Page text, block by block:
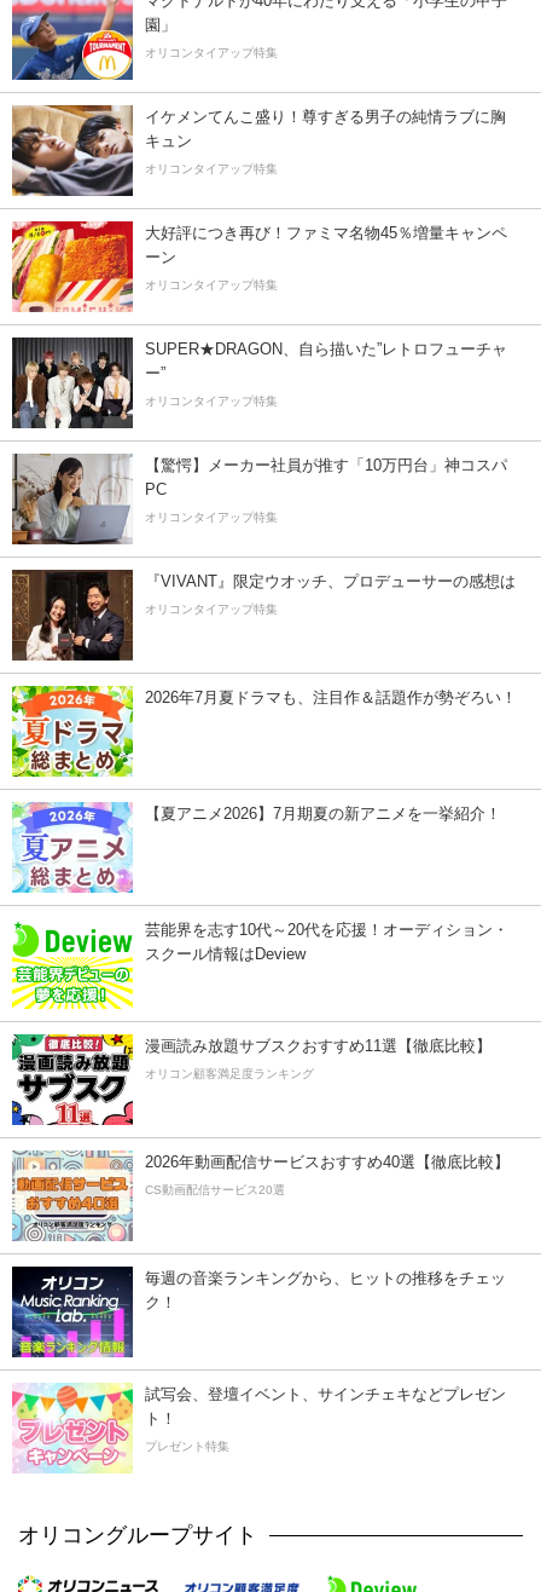
園」
オリコンタイアップ特集
イケメンてんこ盛り！尊すぎる男子の純情ラブに胸
キュン
オリコンタイアップ特集
大好評につき再び！ファミマ名物45％増量キャンペ
ーン
オリコンタイアップ特集
SUPER★DRAGON、自ら描いた”レトロフューチャ
ー”
オリコンタイアップ特集
【驚愕】メーカー社員が推す「10万円台」神コスパ
PC
オリコンタイアップ特集
『VIVANT』限定ウオッチ、プロデューサーの感想は
オリコンタイアップ特集
2026年7月夏ドラマも、注目作＆話題作が勢ぞろい！
【夏アニメ2026】7月期夏の新アニメを一挙紹介！
芸能界を志す10代～20代を応援！オーディション・
スクール情報はDeview
漫画読み放題サブスクおすすめ11選【徹底比較】
オリコン顧客満足度ランキング
2026年動画配信サービスおすすめ40選【徹底比較】
CS動画配信サービス20選
毎週の音楽ランキングから、ヒットの推移をチェッ
ク！
試写会、登壇イベント、サインチェキなどプレゼン
ト！
プレゼント特集
オリコングループサイト